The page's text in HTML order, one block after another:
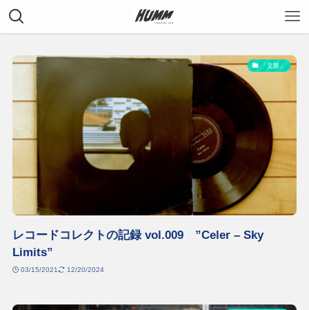
「文脈」
レコードコレクトの記録 vol.009 ”Celer – Sky
Limits”
03/15/2021 12/20/2024